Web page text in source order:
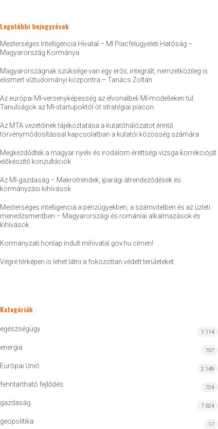
Legutóbbi bejegyzések
Mesterséges Intelligencia Hivatal – MI Piacfelügyeleti Hatóság –
Magyarország Kormánya
Magyarországnak szüksége van egy erős, integrált, nemzetközileg is
elismert víztudományi központra – Tanács Zoltán
Az európai MI-versenyképesség az élvonalbeli MI-modelleken túl.
Tanulságok az MI-startupoktól öt stratégiai piacon
Az MTA vezetőinek tájékoztatása a kutatóhálózatot érintő
törvénymódosítással kapcsolatban a kutatói közösség számára
Megkezdődtek a magyar nyelv és irodalom érettségi vizsga korrekcióját
előkészítő konzultációk
Az MI-gazdaság – Makrotrendek, iparági átrendeződések és
kormányzási kihívások
Mesterséges intelligencia a pénzügyekben, a számvitelben és az üzleti
menedzsmentben – Magyarországi és romániai alkalmazások és
kihívások
Kormányzati honlap indult mihivatal.gov.hu címen!
Végre térképen is lehet látni a fokozottan védett területeket
Kategóriák
egészségügy 1 114
energia 707
Európai Unió 2 149
fenntartható fejlődés 724
gazdaság 7 024
geopolitika 17